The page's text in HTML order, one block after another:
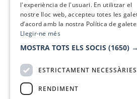
l'experiència de l'usuari. En utilitzar el
nostre lloc web, accepteu totes les
d’acord amb la nostra Política de
Llegir-ne més
MOSTRA TOTS ELS SOCIS (1650) →
ESTRICTAMENT NECESSÀRIES
RENDIMENT